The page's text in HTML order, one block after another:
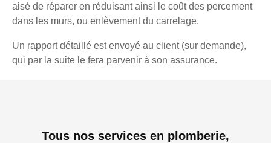
aisé de réparer en réduisant ainsi le coût des percement
dans les murs, ou enlèvement du carrelage.
Un rapport détaillé est envoyé au client (sur demande),
qui par la suite le fera parvenir à son assurance.
Tous nos services en plomberie,